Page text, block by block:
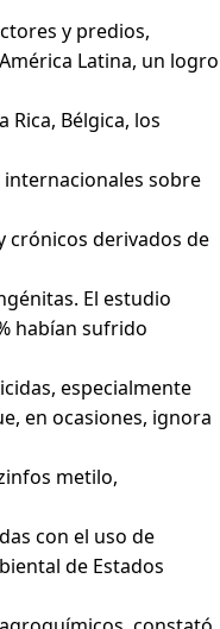
y predios,
Latina, un logro
Rica, Bélgica, los
sobre
crónicos derivados de
El estudio
habían sufrido
especialmente
en ocasiones, ignora
metilo,
con el uso de
de Estados